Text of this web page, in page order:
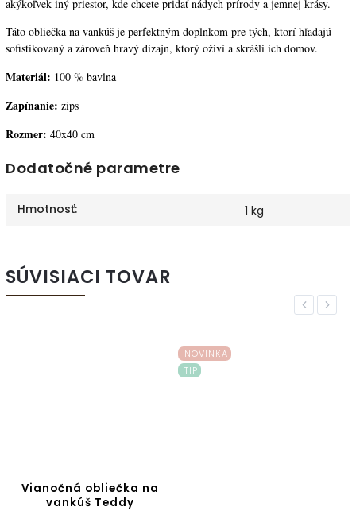
akýkoľvek iný priestor, kde chcete pridať nádych prírody a jemnej krásy.
Táto obliečka na vankúš je perfektným doplnkom pre tých, ktorí hľadajú
sofistikovaný a zároveň hravý dizajn, ktorý oživí a skrášli ich domov.
Materiál: 100 % bavlna
Zapínanie: zips
Rozmer: 40x40 cm
Dodatočné parametre
Hmotnosť: 1 kg
SÚVISIACI TOVAR
Previous
Vianočná obliečka na
vankúš Teddy
NOVINKA
TIP
Next